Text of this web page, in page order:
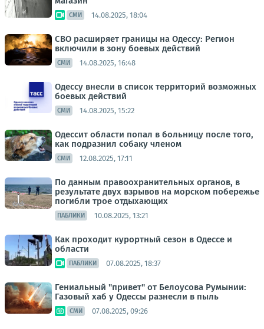
СМИ 14.08.2025, 18:04
СВО расширяет границы на Одессу: Регион
включили в зону боевых действий
СМИ 14.08.2025, 16:48
Одессу внесли в список территорий возможных
боевых действий
СМИ 14.08.2025, 15:22
Одессит области попал в больницу после того,
как подразнил собаку членом
СМИ 12.08.2025, 17:11
По данным правоохранительных органов, в
результате двух взрывов на морском побережье
погибли трое отдыхающих
ПАБЛИКИ 10.08.2025, 13:21
Как проходит курортный сезон в Одессе и
области
ПАБЛИКИ 07.08.2025, 18:37
Гениальный "привет" от Белоусова Румынии:
Газовый хаб у Одессы разнесли в пыль
СМИ 07.08.2025, 09:26